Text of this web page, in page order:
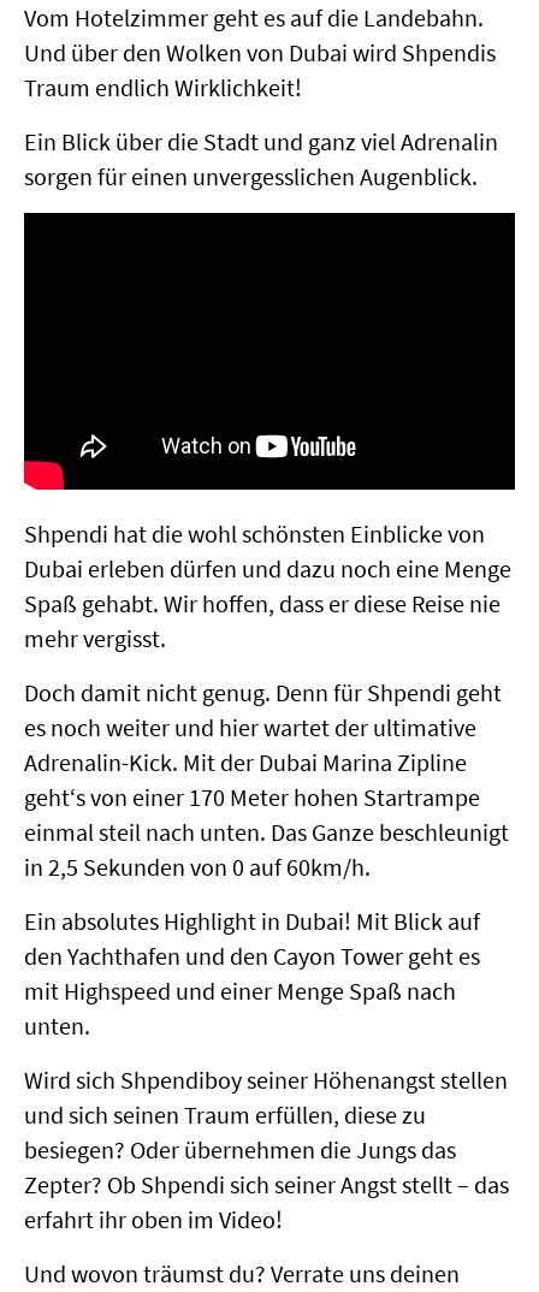
Vom Hotelzimmer geht es auf die Landebahn.
Und über den Wolken von Dubai wird Shpendis
Traum endlich Wirklichkeit!
Ein Blick über die Stadt und ganz viel Adrenalin
sorgen für einen unvergesslichen Augenblick.
Shpendi hat die wohl schönsten Einblicke von
Dubai erleben dürfen und dazu noch eine Menge
Spaß gehabt. Wir hoffen, dass er diese Reise nie
mehr vergisst.
Doch damit nicht genug. Denn für Shpendi geht
es noch weiter und hier wartet der ultimative
Adrenalin-Kick. Mit der Dubai Marina Zipline
geht‘s von einer 170 Meter hohen Startrampe
einmal steil nach unten. Das Ganze beschleunigt
in 2,5 Sekunden von 0 auf 60km/h.
Ein absolutes Highlight in Dubai! Mit Blick auf
den Yachthafen und den Cayon Tower geht es
mit Highspeed und einer Menge Spaß nach
unten.
Wird sich Shpendiboy seiner Höhenangst stellen
und sich seinen Traum erfüllen, diese zu
besiegen? Oder übernehmen die Jungs das
Zepter? Ob Shpendi sich seiner Angst stellt – das
erfahrt ihr oben im Video!
Und wovon träumst du? Verrate uns deinen